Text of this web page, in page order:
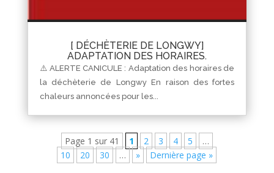
[ DÉCHÈTERIE DE LONGWY]
ADAPTATION DES HORAIRES.
⚠️ ALERTE CANICULE : Adaptation des horaires de
la déchèterie de Longwy En raison des fortes
chaleurs annoncées pour les...
Page 1 sur 41 1 2 3 4 5
…
10
20 30 … » Dernière page »